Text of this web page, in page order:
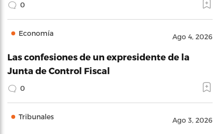
0
Economía Ago 4, 2026
Las confesiones de un expresidente de la
Junta de Control Fiscal
0
Tribunales Ago 3, 2026